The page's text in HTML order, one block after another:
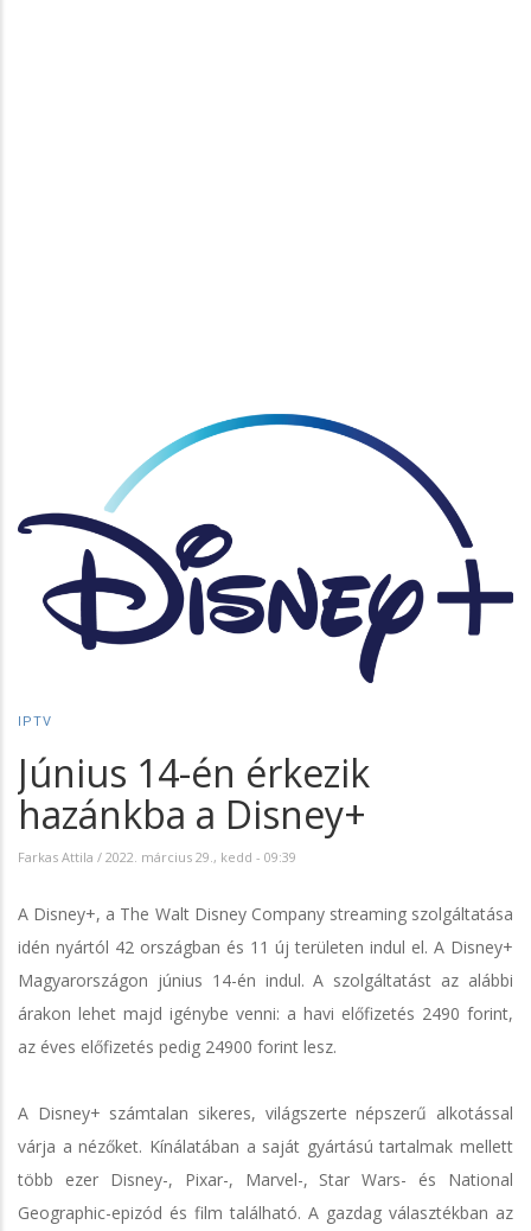
IPTV
Június 14-én érkezik
hazánkba a Disney+
Farkas Attila / 2022. március 29., kedd - 09:39
A Disney+, a The Walt Disney Company streaming szolgáltatása
idén nyártól 42 országban és 11 új területen indul el. A Disney+
Magyarországon június 14-én indul. A szolgáltatást az alábbi
árakon lehet majd igénybe venni: a havi előfizetés 2490 forint,
az éves előfizetés pedig 24900 forint lesz.
A Disney+ számtalan sikeres, világszerte népszerű alkotással
várja a nézőket. Kínálatában a saját gyártású tartalmak mellett
több ezer Disney-, Pixar-, Marvel-, Star Wars- és National
Geographic-epizód és film található. A gazdag választékban az